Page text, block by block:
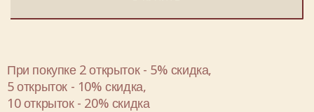
При покупке 2 открыток - 5% скидка,
5 открыток - 10% скидка,
10 открыток - 20% скидка